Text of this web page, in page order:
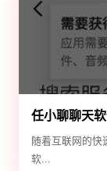
任小聊聊天
选！
随着互联网的快
软...